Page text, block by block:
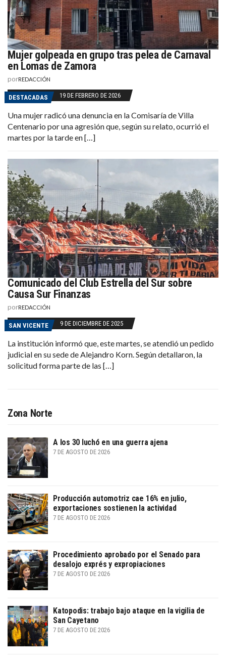
Mujer golpeada en grupo tras pelea de Carnaval
en Lomas de Zamora
porREDACCIÓN
DESTACADAS 19 DE FEBRERO DE 2026
Una mujer radicó una denuncia en la Comisaría de Villa
Centenario por una agresión que, según su relato, ocurrió el
martes por la tarde en […]
Comunicado del Club Estrella del Sur sobre
Causa Sur Finanzas
porREDACCIÓN
SAN VICENTE 9 DE DICIEMBRE DE 2025
La institución informó que, este martes, se atendió un pedido
judicial en su sede de Alejandro Korn. Según detallaron, la
solicitud forma parte de las […]
Zona Norte
A los 30 luchó en una guerra ajena
7 DE AGOSTO DE 2026
Producción automotriz cae 16% en julio,
exportaciones sostienen la actividad
7 DE AGOSTO DE 2026
Procedimiento aprobado por el Senado para
desalojo exprés y expropiaciones
7 DE AGOSTO DE 2026
Katopodis: trabajo bajo ataque en la vigilia de
San Cayetano
7 DE AGOSTO DE 2026